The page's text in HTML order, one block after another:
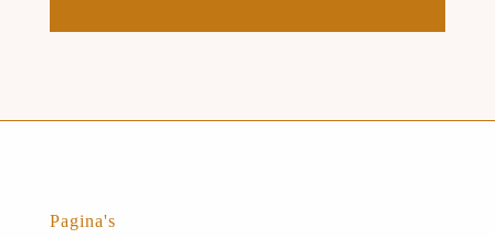
Pagina's